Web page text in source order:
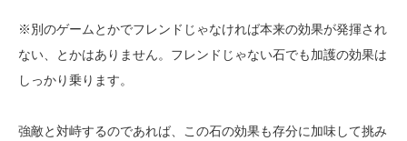
※別のゲームとかでフレンドじゃなければ本来の効果が発揮され
ない、とかはありません。フレンドじゃない石でも加護の効果は
しっかり乗ります。
強敵と対峙するのであれば、この石の効果も存分に加味して挑み